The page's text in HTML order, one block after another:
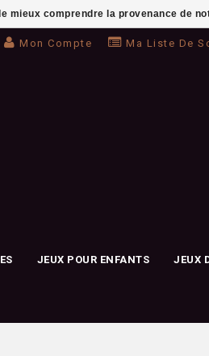
Mon Compte Ma Liste De
JEUX POUR ENFANTS JEUX
comprendre la provenance de